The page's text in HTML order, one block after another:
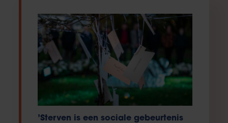
’Sterven is een sociale gebeurtenis